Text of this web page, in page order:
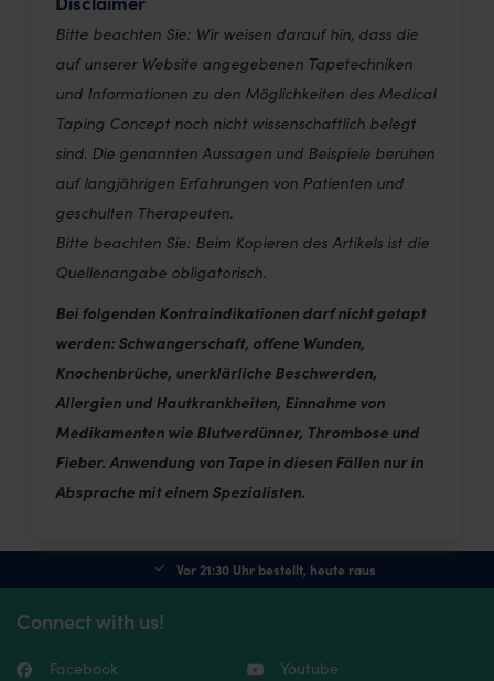
Bitte beachten Sie: Wir weisen darauf hin, dass die
auf unserer Website angegebenen Tapetechniken
und Informationen zu den Möglichkeiten des Medical
Taping Concept noch nicht wissenschaftlich belegt
sind. Die genannten Aussagen und Beispiele beruhen
auf langjährigen Erfahrungen von Patienten und
geschulten Therapeuten.
Bitte beachten Sie: Beim Kopieren des Artikels ist die
Quellenangabe obligatorisch.
Bei folgenden Kontraindikationen darf nicht getapt
werden: Schwangerschaft, offene Wunden,
Knochenbrüche, unerklärliche Beschwerden,
Allergien und Hautkrankheiten, Einnahme von
Medikamenten wie Blutverdünner, Thrombose und
Fieber. Anwendung von Tape in diesen Fällen nur in
Absprache mit einem Spezialisten.
Vor 21:30 Uhr bestellt, heute raus
Connect with us!
Facebook Youtube